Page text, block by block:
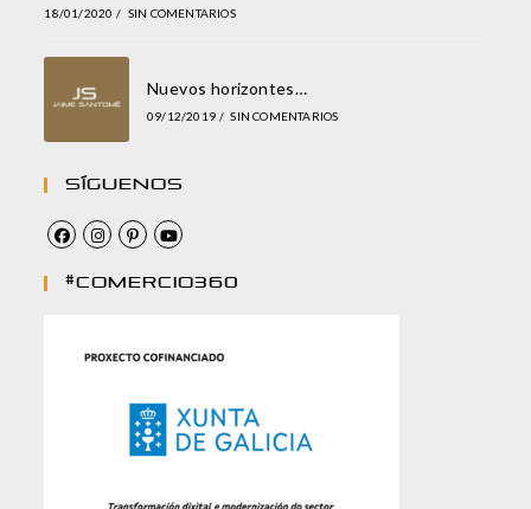
18/01/2020 / SIN COMENTARIOS
Nuevos horizontes…
09/12/2019 / SIN COMENTARIOS
Síguenos
#comercio360